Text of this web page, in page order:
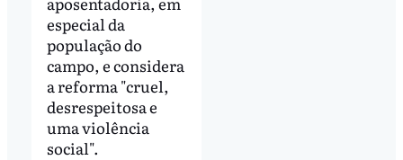
especial da
população do
campo, e considera
a reforma "cruel,
desrespeitosa e
uma violência
social".